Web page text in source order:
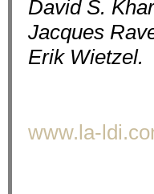
David S.
Jacques
Erik Wietzel.
www.la-